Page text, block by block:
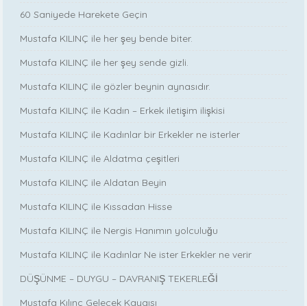
60 Saniyede Harekete Geçin
Mustafa KILINÇ ile her şey bende biter.
Mustafa KILINÇ ile her şey sende gizli.
Mustafa KILINÇ ile gözler beynin aynasıdır.
Mustafa KILINÇ ile Kadın – Erkek iletişim ilişkisi
Mustafa KILINÇ ile Kadınlar bir Erkekler ne isterler
Mustafa KILINÇ ile Aldatma çeşitleri
Mustafa KILINÇ ile Aldatan Beyin
Mustafa KILINÇ ile Kıssadan Hisse
Mustafa KILINÇ ile Nergis Hanımın yolculuğu
Mustafa KILINÇ ile Kadınlar Ne ister Erkekler ne verir
DÜŞÜNME – DUYGU – DAVRANIŞ TEKERLEĞİ
Mustafa Kılınç Gelecek Kaygısı